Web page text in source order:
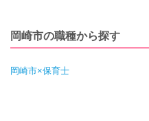
岡崎市の職種から探す
岡崎市×保育士